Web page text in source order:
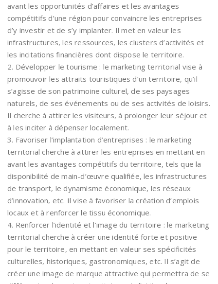
avant les opportunités d’affaires et les avantages
compétitifs d’une région pour convaincre les entreprises
d’y investir et de s’y implanter. Il met en valeur les
infrastructures, les ressources, les clusters d’activités et
les incitations financières dont dispose le territoire.
2. Développer le tourisme : le marketing territorial vise à
promouvoir les attraits touristiques d’un territoire, qu’il
s’agisse de son patrimoine culturel, de ses paysages
naturels, de ses événements ou de ses activités de loisirs.
Il cherche à attirer les visiteurs, à prolonger leur séjour et
à les inciter à dépenser localement.
3. Favoriser l’implantation d’entreprises : le marketing
territorial cherche à attirer les entreprises en mettant en
avant les avantages compétitifs du territoire, tels que la
disponibilité de main-d’œuvre qualifiée, les infrastructures
de transport, le dynamisme économique, les réseaux
d’innovation, etc. Il vise à favoriser la création d’emplois
locaux et à renforcer le tissu économique.
4. Renforcer l’identité et l’image du territoire : le marketing
territorial cherche à créer une identité forte et positive
pour le territoire, en mettant en valeur ses spécificités
culturelles, historiques, gastronomiques, etc. Il s’agit de
créer une image de marque attractive qui permettra de se